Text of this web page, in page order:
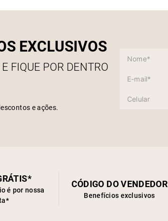
EXCLUSIVOS
FIQUE POR DENTRO
e ações.
é por nossa
CÓDIGO DO VENDEDOR
Benefícios exclusivos